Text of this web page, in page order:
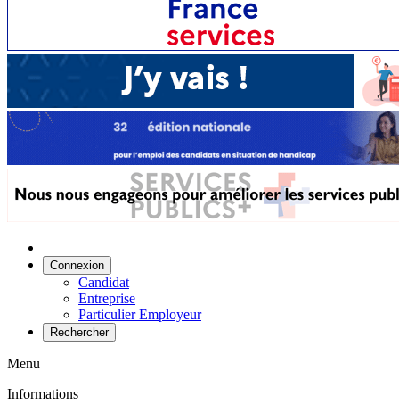
Connexion
Candidat
Entreprise
Particulier Employeur
Rechercher
Menu
Informations